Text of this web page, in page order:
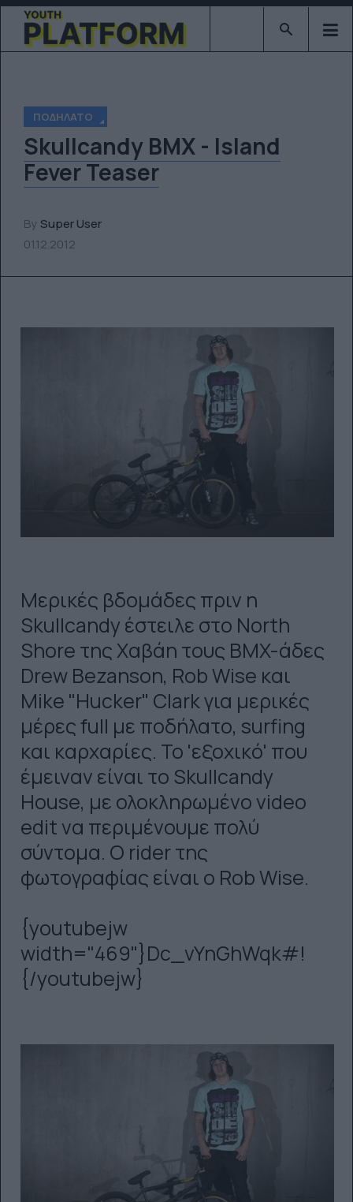
Type 2 or
ΠΟΔΉΛΑΤΟ
Skullcandy BMX - Island
Fever Teaser
By Super User
01.12.2012
Μερικές βδομάδες πριν η
Skullcandy έστειλε στο North
Shore της Χαβάη τους BMX-άδες
Drew Bezanson, Rob Wise και
Mike "Hucker" Clark για μερικές
μέρες full με ποδήλατο, surfing
και καρχαρίες. To 'εξοχικό' που
έμειναν είναι το Skullcandy
House, με ολοκληρωμένο video
edit να περιμένουμε πολύ
σύντομα. Ο rider της
φωτογραφίας είναι ο Rob Wise.
{youtubejw
width="469"}Dc_vYnGhWqk#!
{/youtubejw}